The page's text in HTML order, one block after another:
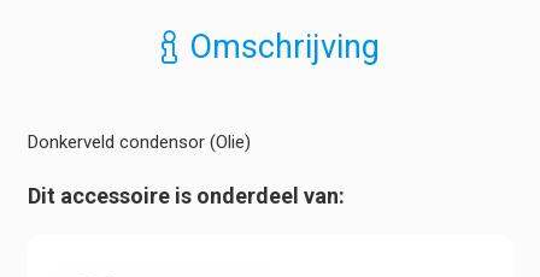
Omschrijving
Donkerveld condensor (Olie)
Dit accessoire is onderdeel van: